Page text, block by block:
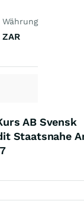
Währung
ZAR
AB Svensk
Staatsnahe